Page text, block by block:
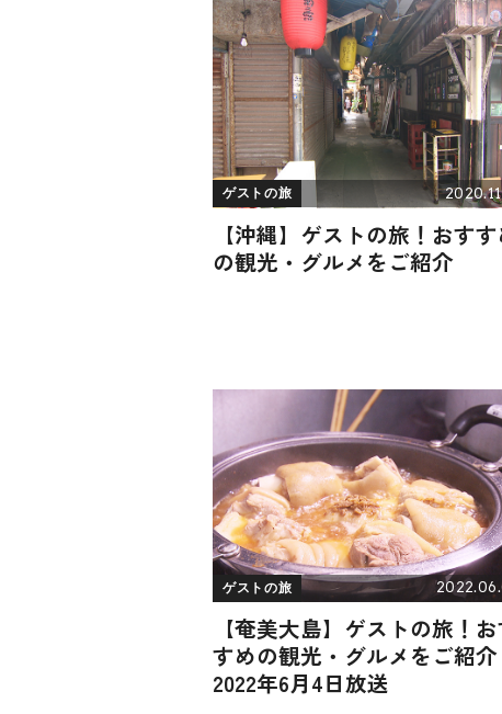
ゲストの旅
【沖縄】ゲストの旅！おす
の観光・グルメをご紹介
ゲストの旅
【奄美大島】ゲストの旅！
すめの観光・グルメをご紹介
2022年6月4日放送